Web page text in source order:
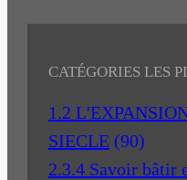
CATÉGORIES LES
1.2
SIECLE (90)
2.3.4 Savoir bâtir